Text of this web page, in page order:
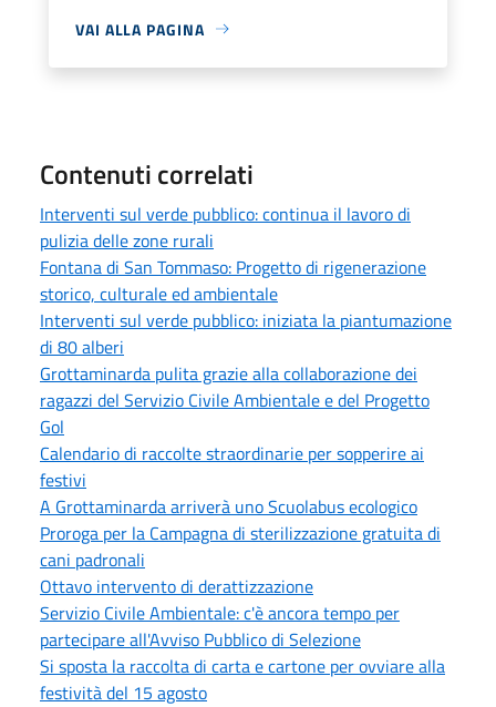
VAI ALLA PAGINA
Contenuti correlati
Interventi sul verde pubblico: continua il lavoro di
pulizia delle zone rurali
Fontana di San Tommaso: Progetto di rigenerazione
storico, culturale ed ambientale
Interventi sul verde pubblico: iniziata la piantumazione
di 80 alberi
Grottaminarda pulita grazie alla collaborazione dei
ragazzi del Servizio Civile Ambientale e del Progetto
Gol
Calendario di raccolte straordinarie per sopperire ai
festivi
A Grottaminarda arriverà uno Scuolabus ecologico
Proroga per la Campagna di sterilizzazione gratuita di
cani padronali
Ottavo intervento di derattizzazione
Servizio Civile Ambientale: c'è ancora tempo per
partecipare all'Avviso Pubblico di Selezione
Si sposta la raccolta di carta e cartone per ovviare alla
festività del 15 agosto